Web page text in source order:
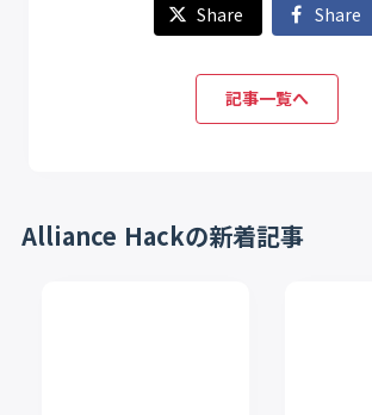
Share Share
記事一覧へ
Alliance Hackの新着記事